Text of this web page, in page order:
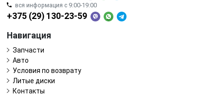
вся информация с 9:00-19:00
+375 (29) 130-23-59
Навигация
Запчасти
Авто
Условия по возврату
Литые диски
Контакты